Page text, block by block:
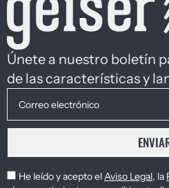
Únete a nuestro boletín
de las características y
He leído y acepto elAviso Legal, la